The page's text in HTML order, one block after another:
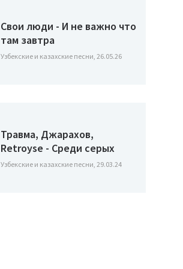
Свои люди - И не важно что
там завтра
Узбекские и казахские песни, 26.05.26
Травма, Джарахов,
Retroyse - Среди серых
Узбекские и казахские песни, 29.03.24